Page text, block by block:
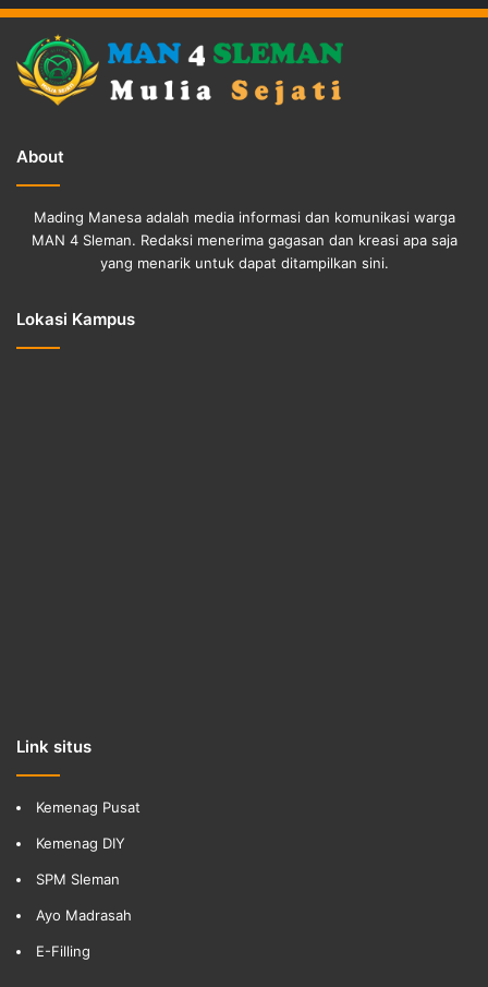
About
Mading Manesa adalah media informasi dan komunikasi warga
MAN 4 Sleman. Redaksi menerima gagasan dan kreasi apa saja
yang menarik untuk dapat ditampilkan sini.
Lokasi Kampus
Link situs
Kemenag Pusat
Kemenag DIY
SPM Sleman
Ayo Madrasah
E-Filling